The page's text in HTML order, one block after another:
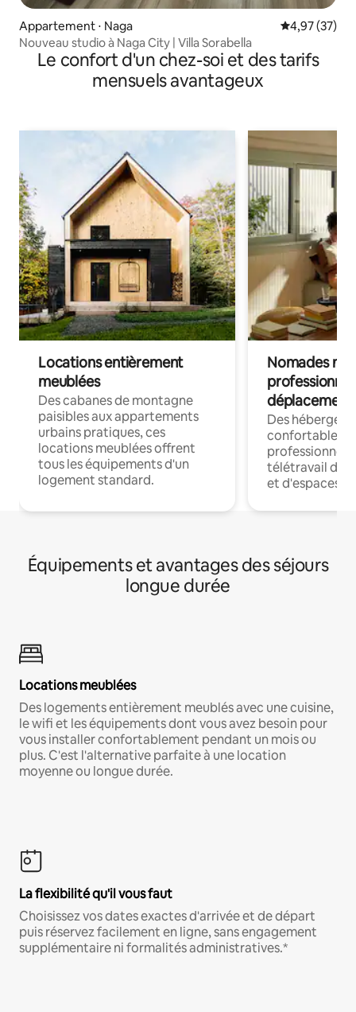
Appartement ⋅ Naga Évaluation
4,97 (37)
Nouveau studio à Naga City | Villa Sorabella
Le confort d'un chez-soi et des tarifs
mensuels avantageux
Locations entièrement
meublées
Des cabanes de montagne
paisibles aux appartements
urbains pratiques, ces
locations meublées offrent
tous les équipements d'un
logement standard.
Nomades
déplacement
Des
confortables
professionnels
télétravail
et d'espaces
Équipements et avantages des séjours
longue durée
Locations meublées
Des logements entièrement meublés avec une cuisine,
le wifi et les équipements dont vous avez besoin pour
vous installer confortablement pendant un mois ou
plus. C'est l'alternative parfaite à une location
moyenne ou longue durée.
La flexibilité qu'il vous faut
Choisissez vos dates exactes d'arrivée et de départ
puis réservez facilement en ligne, sans engagement
supplémentaire ni formalités administratives.*